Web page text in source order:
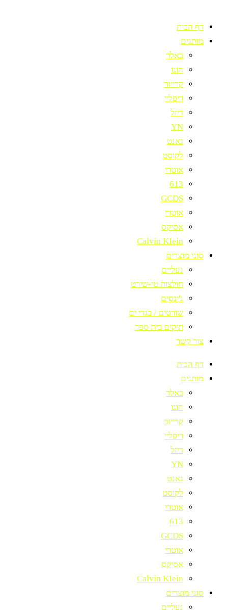
דף הבית
מותגים
באלר
הוגו
קרייזר
ריפליי
דיזל
YN
גאנט
לקוסט
אוטרי
613
GCDS
אוטרי
אסיקס
Calvin KIein
סוגי מוצרים
נעליים
חולצות טי-שירט
ג'ינסים
שורטים / בגדי ים
תיקים בית ספר
צור קשר
דף הבית
מותגים
באלר
הוגו
קרייזר
ריפליי
דיזל
YN
גאנט
לקוסט
אוטרי
613
GCDS
אוטרי
אסיקס
Calvin KIein
סוגי מוצרים
נעליים